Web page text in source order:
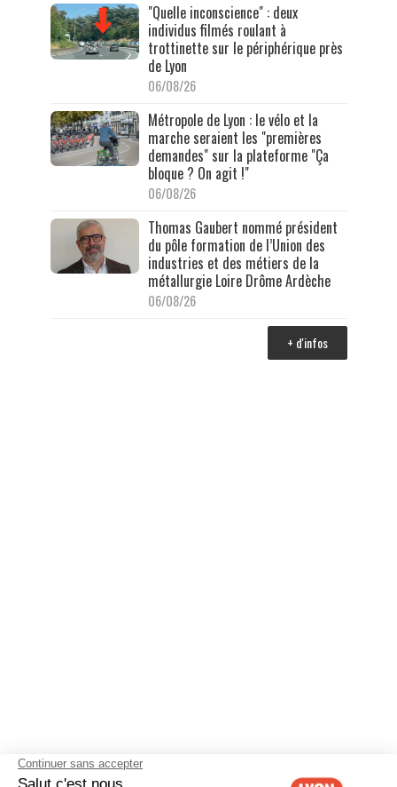
"Quelle inconscience" : deux
individus filmés roulant à
trottinette sur le périphérique près
de Lyon
06/08/26
Métropole de Lyon : le vélo et la
marche seraient les "premières
demandes" sur la plateforme "Ça
bloque ? On agit !"
06/08/26
Thomas Gaubert nommé président
du pôle formation de l’Union des
industries et des métiers de la
métallurgie Loire Drôme Ardèche
06/08/26
+ d'infos